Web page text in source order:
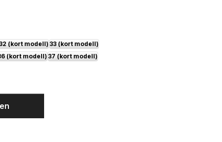
(kort modell) 33 (kort modell)
(kort modell) 37 (kort modell)